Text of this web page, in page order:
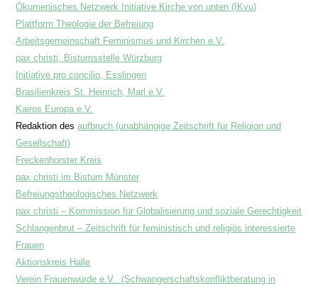
Ökumenisches Netzwerk Initiative Kirche von unten (IKvu)
Plattform Theologie der Befreiung
Arbeitsgemeinschaft Feminismus und Kirchen e.V.
pax christi, Bistumsstelle Würzburg
Initiative pro concilio, Esslingen
Brasilienkreis St. Heinrich, Marl e.V.
Kairos Europa e.V.
Redaktion desaufbruch (unabhängige Zeitschrift für Religion und
Gesellschaft)
Freckenhorster Kreis
pax christi im Bistum Münster
Befreiungstheologisches Netzwerk
pax christi – Kommission für Globalisierung und soziale Gerechtigkeit
Schlangenbrut – Zeitschrift für feministisch und religiös interessierte
Frauen
Aktionskreis Halle
Verein Frauenwürde e.V. (Schwangerschaftskonfliktberatung in